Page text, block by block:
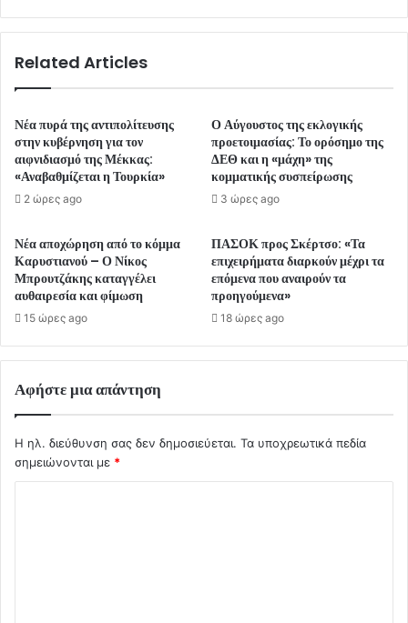
Related Articles
Νέα πυρά της αντιπολίτευσης
στην κυβέρνηση για τον
αιφνιδιασμό της Μέκκας:
«Αναβαθμίζεται η Τουρκία»
2 ώρες ago
Ο Αύγουστος της εκλογικής
προετοιμασίας: Το ορόσημο της
ΔΕΘ και η «μάχη» της
κομματικής συσπείρωσης
3 ώρες ago
Νέα αποχώρηση από το κόμμα
Καρυστιανού – Ο Νίκος
Μπρουτζάκης καταγγέλει
αυθαιρεσία και φίμωση
15 ώρες ago
ΠΑΣΟΚ προς Σκέρτσο: «Τα
επιχειρήματα διαρκούν μέχρι τα
επόμενα που αναιρούν τα
προηγούμενα»
18 ώρες ago
Αφήστε μια απάντηση
Η ηλ. διεύθυνση σας δεν δημοσιεύεται. Τα υποχρεωτικά πεδία
σημειώνονται με *